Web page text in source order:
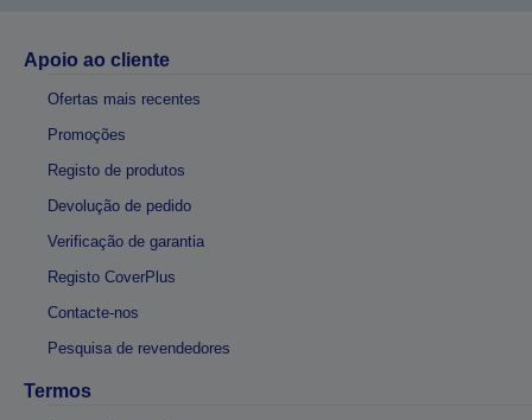
Apoio ao cliente
Ofertas mais recentes
Promoções
Registo de produtos
Devolução de pedido
Verificação de garantia
Registo CoverPlus
Contacte-nos
Pesquisa de revendedores
Termos